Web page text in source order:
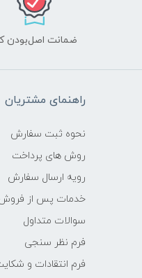
ضمانت اصل‌بودن
راهنمای مشتریان
نحوه ثبت سفارش
روش های پرداخت
رویه ارسال سفارش
خدمات پس از
سوالات متداول
فرم نظر سنجی
فرم انتقادات و